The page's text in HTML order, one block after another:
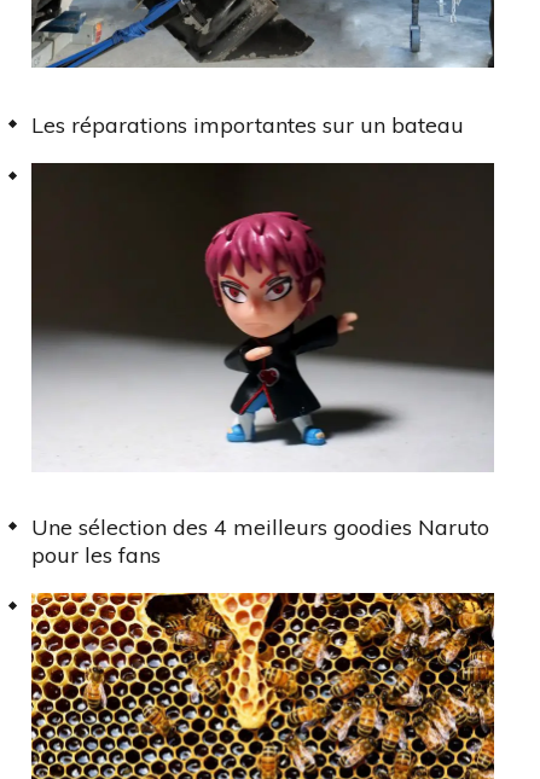
Les réparations importantes sur un bateau
Une sélection des 4 meilleurs goodies Naruto
pour les fans